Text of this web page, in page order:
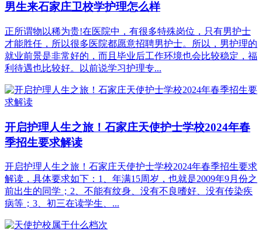
男生来石家庄卫校学护理怎么样
正所谓物以稀为贵!在医院中，有很多特殊岗位，只有男护士
才能胜任，所以很多医院都愿意招聘男护士。所以，男护理的
就业前景是非常好的，而且毕业后工作环境也会比较稳定，福
利待遇也比较好。以前说学习护理专...
开启护理人生之旅！石家庄天使护士学校2024年春
季招生要求解读
开启护理人生之旅！石家庄天使护士学校2024年春季招生要求
解读，具体要求如下：1、年满15周岁，也就是2009年9月份之
前出生的同学；2、不能有纹身、没有不良嗜好、没有传染疾
病等；3、初三在读学生、...